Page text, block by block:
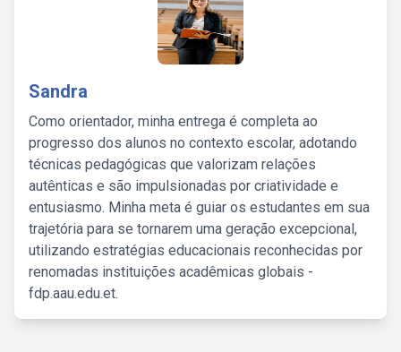
Sandra
Como orientador, minha entrega é completa ao
progresso dos alunos no contexto escolar, adotando
técnicas pedagógicas que valorizam relações
autênticas e são impulsionadas por criatividade e
entusiasmo. Minha meta é guiar os estudantes em sua
trajetória para se tornarem uma geração excepcional,
utilizando estratégias educacionais reconhecidas por
renomadas instituições acadêmicas globais -
fdp.aau.edu.et.